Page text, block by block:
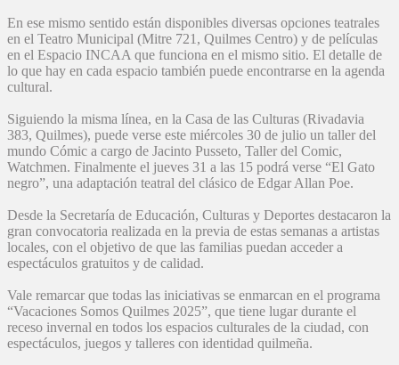
En ese mismo sentido están disponibles diversas opciones teatrales
en el Teatro Municipal (Mitre 721, Quilmes Centro) y de películas
en el Espacio INCAA que funciona en el mismo sitio. El detalle de
lo que hay en cada espacio también puede encontrarse en la agenda
cultural.
Siguiendo la misma línea, en la Casa de las Culturas (Rivadavia
383, Quilmes), puede verse este miércoles 30 de julio un taller del
mundo Cómic a cargo de Jacinto Pusseto, Taller del Comic,
Watchmen. Finalmente el jueves 31 a las 15 podrá verse “El Gato
negro”, una adaptación teatral del clásico de Edgar Allan Poe.
Desde la Secretaría de Educación, Culturas y Deportes destacaron la
gran convocatoria realizada en la previa de estas semanas a artistas
locales, con el objetivo de que las familias puedan acceder a
espectáculos gratuitos y de calidad.
Vale remarcar que todas las iniciativas se enmarcan en el programa
“Vacaciones Somos Quilmes 2025”, que tiene lugar durante el
receso invernal en todos los espacios culturales de la ciudad, con
espectáculos, juegos y talleres con identidad quilmeña.